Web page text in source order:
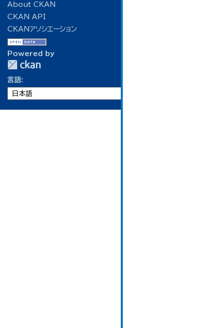
About CKAN
CKAN API
CKANアソシエーション
Powered by
言語